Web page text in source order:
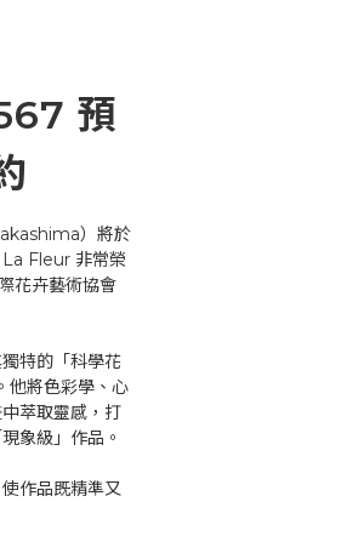
預
）將於
Fleur 非常榮
花卉藝術協會
特的「科學花
將色彩學、心
萃取靈感，打
象級」作品。
作品既精準又